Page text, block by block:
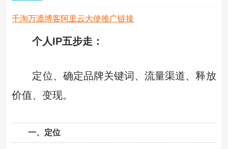
字体：大 中 小
千淘万漉博客阿里云大使推广链接
个人IP五步走：
定位、确定品牌关键词、流量渠道、释放
价值、变现。
一、定位